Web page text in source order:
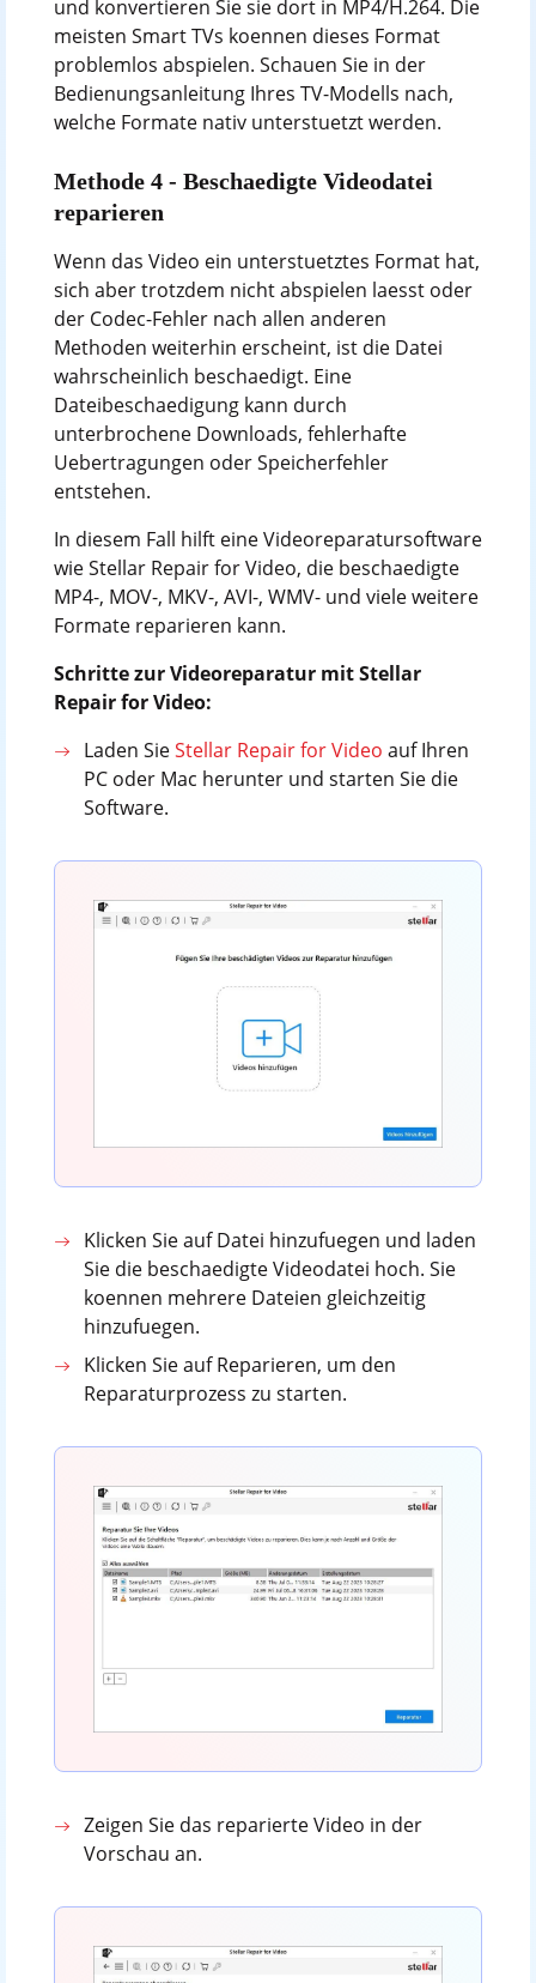
und konvertieren Sie sie dort in MP4/H.264. Die
meisten Smart TVs koennen dieses Format
problemlos abspielen. Schauen Sie in der
Bedienungsanleitung Ihres TV-Modells nach,
welche Formate nativ unterstuetzt werden.
Methode 4 - Beschaedigte Videodatei
reparieren
Wenn das Video ein unterstuetztes Format hat,
sich aber trotzdem nicht abspielen laesst oder
der Codec-Fehler nach allen anderen
Methoden weiterhin erscheint, ist die Datei
wahrscheinlich beschaedigt. Eine
Dateibeschaedigung kann durch
unterbrochene Downloads, fehlerhafte
Uebertragungen oder Speicherfehler
entstehen.
In diesem Fall hilft eine Videoreparatursoftware
wie Stellar Repair for Video, die beschaedigte
MP4-, MOV-, MKV-, AVI-, WMV- und viele weitere
Formate reparieren kann.
Schritte zur Videoreparatur mit Stellar
Repair for Video:
Laden SieStellar Repair for Video auf Ihren
PC oder Mac herunter und starten Sie die
Software.
Klicken Sie auf Datei hinzufuegen und laden
Sie die beschaedigte Videodatei hoch. Sie
koennen mehrere Dateien gleichzeitig
hinzufuegen.
Klicken Sie auf Reparieren, um den
Reparaturprozess zu starten.
Zeigen Sie das reparierte Video in der
Vorschau an.